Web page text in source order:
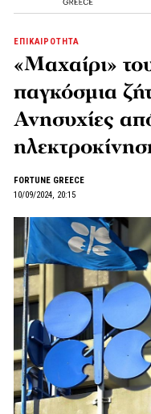
ΕΠΙΚΑΙΡΟΤΗΤΑ
«Μαχαίρι»
παγκόσμια
Ανησυχίες
FORTUNE GREECE
10/09/2024, 20:15